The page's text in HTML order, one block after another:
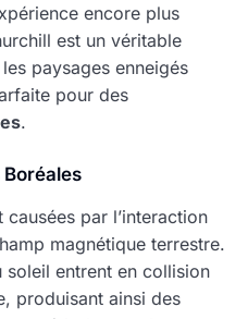
encore plus
est un véritable
paysages enneigés
pour des
.
causées par l’interaction
magnétique terrestre.
soleil entrent en collision
produisant ainsi des